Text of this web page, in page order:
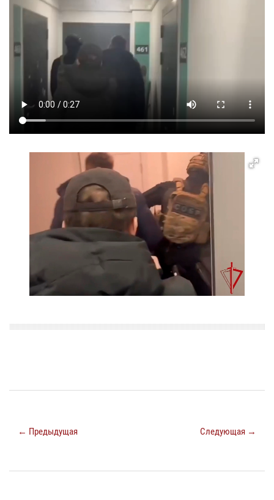
← Предыдущая Следующая →